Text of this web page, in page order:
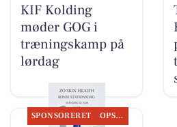
KIF Kolding
møder GOG i
træningskamp på
lørdag
SPONSORERET OPSLAGSTAVLEN